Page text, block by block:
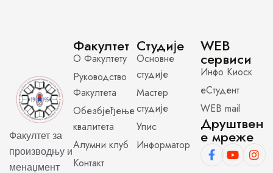
Факултет за
производњу и
менаџмент
Факултет
О Факултету
Руководство
Факултета
Обезбјеђење
квалитета
Алумни клуб
Контакт
Студије
Основне
студије
Мастер
студије
Упис
Информатор
WEB
сервиси
Инфо Киоск
еСтудент
WEB mail
Друштвен
е мреже